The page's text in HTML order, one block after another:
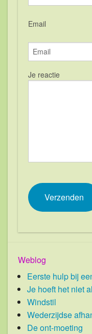
Email
Je reactie
Weblog
Eerste hulp bij
Je hoeft het niet
Windstil
Wederzijdse
De ont-moeting